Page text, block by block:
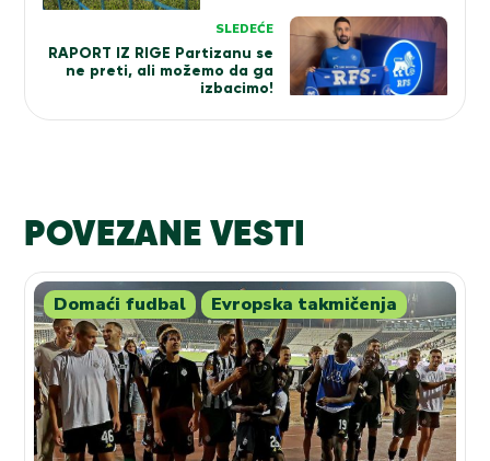
SLEDEĆE
RAPORT IZ RIGE Partizanu se
ne preti, ali možemo da ga
izbacimo!
POVEZANE VESTI
Domaći fudbal Evropska takmičenja